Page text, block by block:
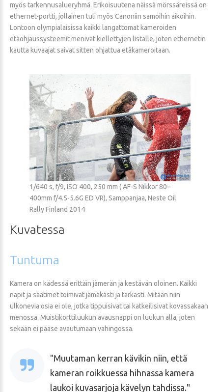
myös tarkennusalueryhmä. Erikoisuutena näissä mörssäreissä on
ethernet-portti, jollainen tuli myös Canoniin samoihin aikoihin.
Lontoon olympialaisissa kaikki langattomat kameroiden
etäohjaussysteemit menivät kiellettyjen listalle, joten ethernetin
kautta kuvaajat saivat sitten ohjattua etäkameroitaan.
1/640 s, f/9, ISO 400, 250 mm ( AF-S Nikkor 80–
400mm f/4.5-5.6G ED VR), Samppanjaa, Neste Oil
Rally Finland 2014
Kuvatessa
Tuntuma
Kamera on kädessä erittäin jämerän ja kestävän oloinen. Kaikki
napit ja säätimet toimivat jämäkästi ja tarkasti. Mitään niin
ulkonevia osia ei ole, jotka tippuisivat tai katkeilisivat kovassakaan
menossa. Muistikorttiluukun avausnappi on luukun alla, joten
sekään ei pääse avautumaan vahingossa.
Muutaman kerran kävikin niin, että
kameran roikkuessa hihnassa kamera
laukoi kuvasarjoja kävelyn tahdissa.